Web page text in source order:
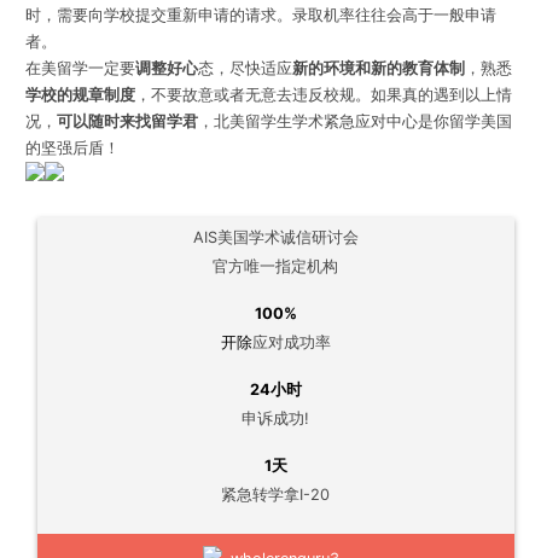
时，需要向学校提交重新申请的请求。录取机率往往会高于一般申请
者。
在美留学一定要调整好心态，尽快适应新的环境和新的教育体制 ，熟悉
学校的规章制度，不要故意或者无意去违反校规。如果真的遇到以上情
况， 可以随时来找留学君，北美留学生学术紧急应对中心是你留学美国
的坚强后盾！
AIS美国学术诚信研讨会
官方唯一指定机构
100%
开除应对成功率
24小时
申诉成功!
1天
紧急转学拿I-20